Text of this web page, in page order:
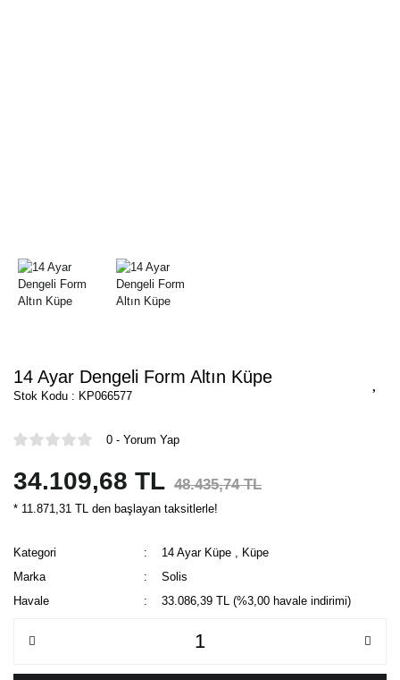
14 Ayar Dengeli Form Altın Küpe
Stok Kodu : KP066577
0 - Yorum Yap
34.109,68 TL 48.435,74 TL
* 11.871,31 TL den başlayan taksitlerle!
Kategori 14 Ayar Küpe
Küpe
Marka
Solis
Havale
33.086,39 TL (%3,00 havale indirimi)